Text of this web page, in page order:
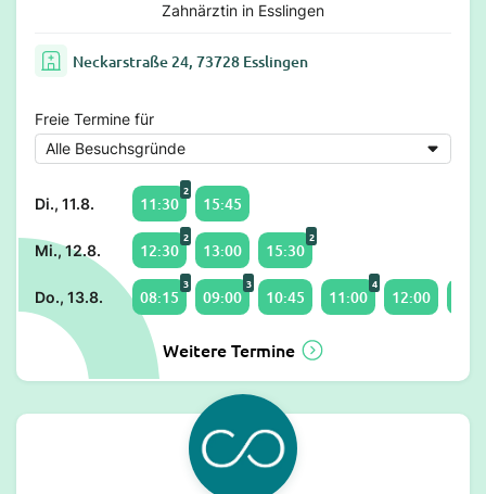
Zahnärztin in Esslingen
Neckarstraße 24, 73728 Esslingen
Freie Termine für
Di., 11.8. 11:30
2
15:45
Mi., 12.8. 12:30
2
13:00 15:30
2
Do., 13.8. 08:15
3
09:00
3
10:45 11:00
4
12:00
Weitere Termine